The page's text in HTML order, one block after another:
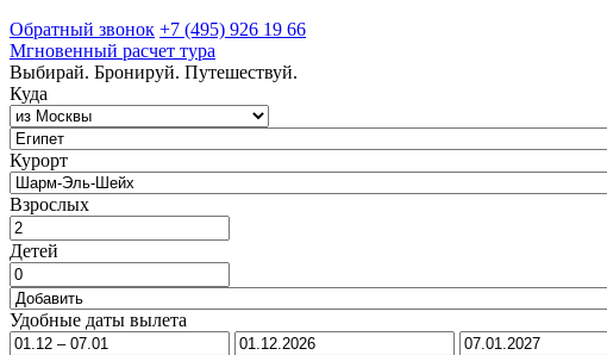
Обратный звонок +7 (495) 926 19 66
Мгновенный расчет тура
Выбирай. Бронируй. Путешествуй.
Куда
Курорт
Взрослых
Детей
Удобные даты вылета